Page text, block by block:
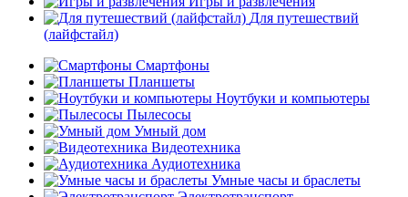
Для путешествий
(лайфстайл)
Смартфоны
Планшеты
Ноутбуки и компьютеры
Пылесосы
Умный дом
Видеотехника
Аудиотехника
Умные часы и браслеты
раз в 2 недели